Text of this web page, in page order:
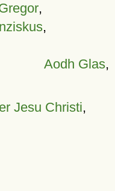
,
,
Aodh Glas,
Jesu Christi,